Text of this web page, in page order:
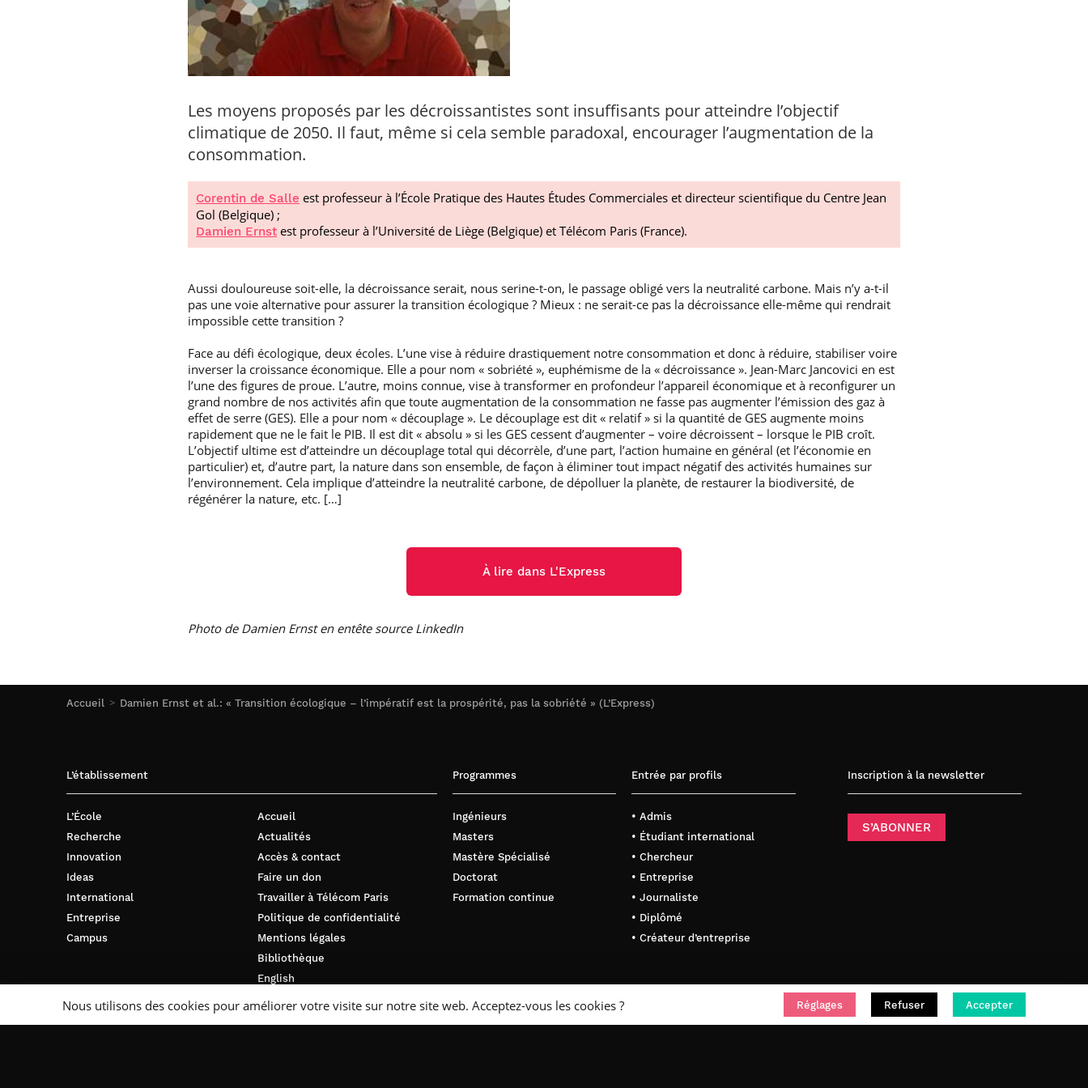
Accueil Damien Ernst et al.: « Transition écologique – l’impératif est la prospérité, pas la sobriété » (L’Express)
Les moyens proposés par les décroissantistes sont insuffisants pour atteindre l’objectif
climatique de 2050. Il faut, même si cela semble paradoxal, encourager l’augmentation de la
consommation.
Corentin de Salle est professeur à l’École Pratique des Hautes Études Commerciales et directeur scientifique du Centre Jean
Gol (Belgique) ;
Damien Ernst est professeur à l’Université de Liège (Belgique) et Télécom Paris (France).
Aussi douloureuse soit-elle, la décroissance serait, nous serine-t-on, le passage obligé vers la neutralité carbone. Mais n’y a-t-il
pas une voie alternative pour assurer la transition écologique ? Mieux : ne serait-ce pas la décroissance elle-même qui rendrait
impossible cette transition ?
Face au défi écologique, deux écoles. L’une vise à réduire drastiquement notre consommation et donc à réduire, stabiliser voire
inverser la croissance économique. Elle a pour nom « sobriété », euphémisme de la « décroissance ». Jean-Marc Jancovici en est
l’une des figures de proue. L’autre, moins connue, vise à transformer en profondeur l’appareil économique et à reconfigurer un
grand nombre de nos activités afin que toute augmentation de la consommation ne fasse pas augmenter l’émission des gaz à
effet de serre (GES). Elle a pour nom « découplage ». Le découplage est dit « relatif » si la quantité de GES augmente moins
rapidement que ne le fait le PIB. Il est dit « absolu » si les GES cessent d’augmenter – voire décroissent – lorsque le PIB croît.
L’objectif ultime est d’atteindre un découplage total qui décorrèle, d’une part, l’action humaine en général (et l’économie en
particulier) et, d’autre part, la nature dans son ensemble, de façon à éliminer tout impact négatif des activités humaines sur
l’environnement. Cela implique d’atteindre la neutralité carbone, de dépolluer la planète, de restaurer la biodiversité, de
régénérer la nature, etc. […]
À lire dans L'Express
Photo de Damien Ernst en entête source LinkedIn
L’établissement
L’École
Recherche
Innovation
Ideas
International
Entreprise
Campus
Accueil
Actualités
Accès & contact
Faire un don
Travailler à Télécom Paris
Politique de confidentialité
Mentions légales
Bibliothèque
English
Programmes
Ingénieurs
Masters
Mastère Spécialisé
Doctorat
Formation continue
Entrée par profils
• Admis
• Étudiant international
• Chercheur
• Entreprise
• Journaliste
• Diplômé
• Créateur d’entreprise
Inscription à la newsletter
S’ABONNER
Nous utilisons des cookies pour améliorer votre visite sur notre site web. Acceptez-vous les cookies ? Réglages Refuser Accepter